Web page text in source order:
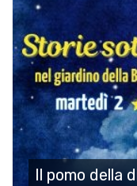
Il pomo della